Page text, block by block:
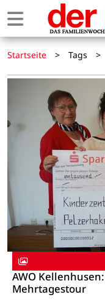
Startseite > Tags >
AWO
Mehrtagestour